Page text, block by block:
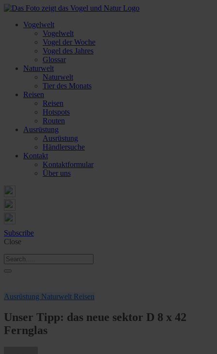
Vogelwelt
Vogelwelt
Vogel der Woche
Vogel des Jahres
Glossar
Naturwelt
Naturwelt
Tier des Monats
Reisen
Reisen
Hotspots
Routen
Ausrüstung
Ausrüstung
Händlersuche
Kontakt
Kontaktformular
Über uns
Subscribe
Close
Ausrüstung Naturwelt Reisen
Unser Tipp: das neue sektor D 8 x 42
Fernglas